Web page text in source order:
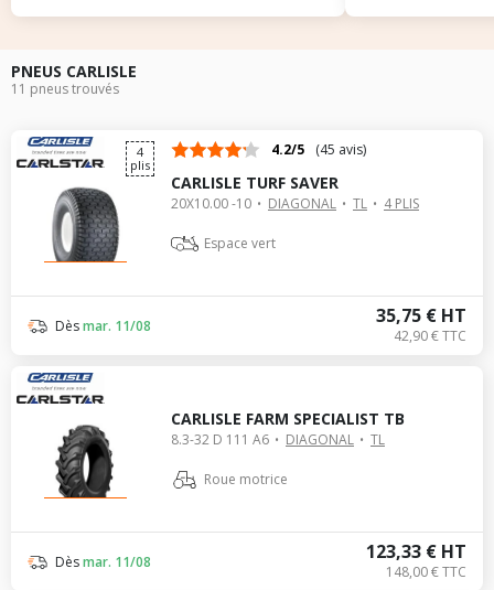
PNEUS CARLISLE
11 pneus trouvés
4
plis
4.2/5 (45 avis)
CARLISLE TURF SAVER
20X10.00 -10 DIAGONAL TL 4 PLIS
Espace vert
35,75 € HT
42,90 € TTC
Dèsmar. 11/08
CARLISLE FARM SPECIALIST TB
8.3-32 D 111 A6 DIAGONAL TL
Roue motrice
123,33 € HT
148,00 € TTC
Dèsmar. 11/08